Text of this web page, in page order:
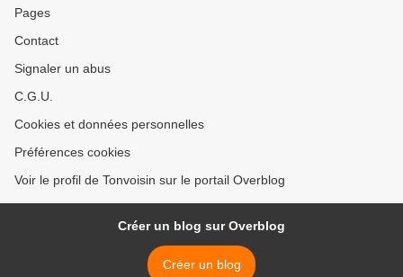
Pages
Contact
Signaler un abus
C.G.U.
Cookies et données personnelles
Préférences cookies
Voir le profil de Tonvoisin sur le portail Overblog
Créer un blog sur Overblog
Créer un blog